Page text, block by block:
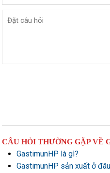
CÂU HỎI THƯỜNG GẶP VỀ
GastimunHP là gì?
GastimunHP sản xuất ở